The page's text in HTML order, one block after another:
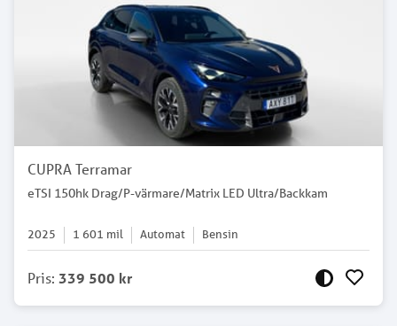
CUPRA Terramar
eTSI 150hk Drag/P-värmare/Matrix LED Ultra/Backkam
2025 1 601 mil Automat Bensin
Pris: 339 500 kr